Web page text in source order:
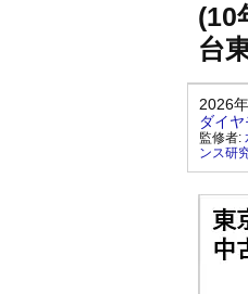
(10
台
2026
ダイ
監修者:
ンス研